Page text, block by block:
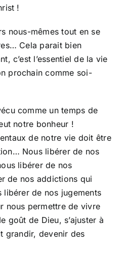
!
nous-mêmes tout en se
Cela parait bien
c’est l’essentiel de la vie
prochain comme soi-
comme un temps de
notre bonheur !
de notre vie doit être
Nous libérer de nos
libérer de nos
de nos addictions qui
libérer de nos jugements
nous permettre de vivre
goût de Dieu, s’ajuster à
grandir, devenir des